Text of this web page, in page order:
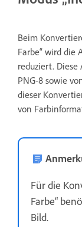
Beim
Farbe“ wird die
reduziert.
PNG-8 sowie
dieser
von
Für die
Farbe“
Bild.